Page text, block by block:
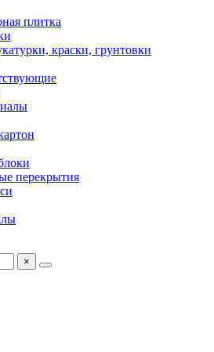
плитка
краски, грунтовки
перекрытия
×